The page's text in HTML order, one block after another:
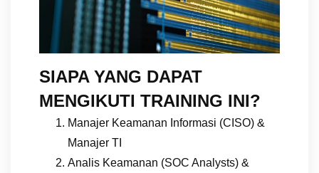
SIAPA YANG DAPAT
MENGIKUTI TRAINING INI?
Manajer Keamanan Informasi (CISO) &
Manajer TI
Analis Keamanan (SOC Analysts) &